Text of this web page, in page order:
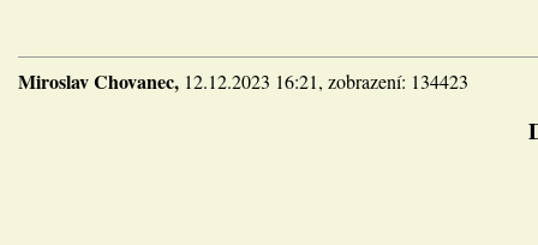
Miroslav Chovanec, 12.12.2023 16:21, zobrazení: 134423